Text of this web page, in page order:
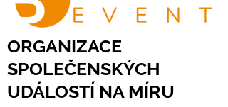
ORGANIZACE
SPOLEČENSKÝCH
UDÁLOSTÍ NA MÍRU